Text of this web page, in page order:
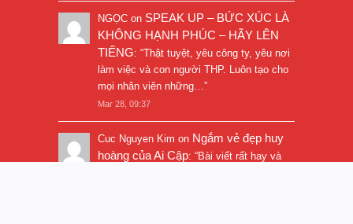
NGỌC on SPEAK UP – BỨC XÚC LÀ
KHÔNG HẠNH PHÚC – HÃY LÊN
TIẾNG: “Thật tuyệt, yêu công ty, yêu nơi
làm việc và con người THP. Luôn tạo cho
mọi nhân viên những…”
Mar 28, 09:37
Cuc Nguyen Kim on Ngắm vẻ đẹp huy
hoàng của Ai Cập: “Bài viết rất hay và